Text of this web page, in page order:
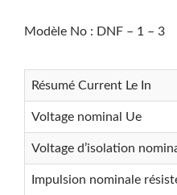
Modèle No : DNF – 1 – 3
Résumé Current Le In
Voltage nominal Ue
Voltage d’isolation
Impulsion nominale